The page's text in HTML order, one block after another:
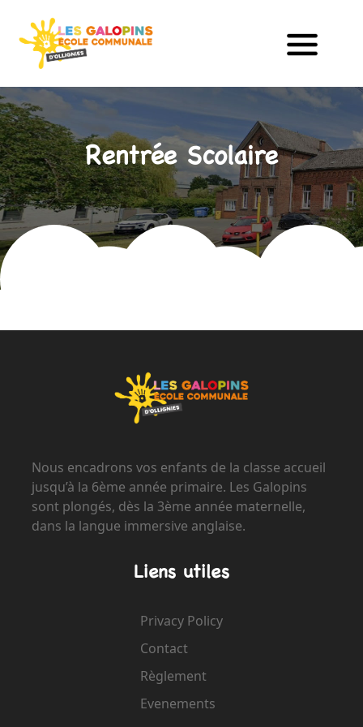
Rentrée Scolaire
Nous encadrons vos enfants de la classe accueil
jusqu’à la 6ème année primaire. Les Galopins
sont plongés, dès la 3ème année maternelle,
dans la langue immersive anglaise.
Liens utiles
Privacy Policy
Contact
Règlement
Evenements